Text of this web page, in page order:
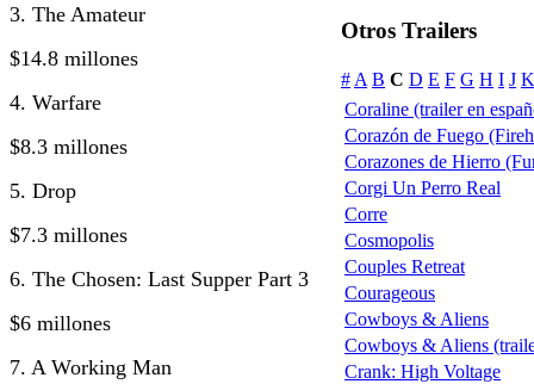
3. The Amateur
$14.8 millones
4. Warfare
$8.3 millones
5. Drop
$7.3 millones
6. The Chosen: Last Supper Part 3
$6 millones
7. A Working Man
Otros Trailers
# A B C D E F G H I J K
Coraline (trailer en
Corazón de Fuego
Corazones de Hierro
Corgi Un Perro Real
Corre
Cosmopolis
Couples Retreat
Courageous
Cowboys & Aliens
Cowboys & Aliens
Crank: High Voltage